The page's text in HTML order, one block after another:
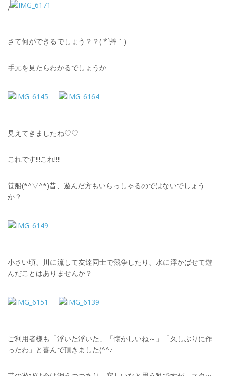
/
さて何ができるでしょう？？( *´艸｀)
手元を見たらわかるでしょうか
見えてきましたね♡♡
これです!!!これ!!!!
笹船(*^▽^*)昔、遊んだ方もいらっしゃるのではないでしょう
か？
小さい頃、川に流して友達同士で競争したり、水に浮かばせて遊
んだことはありませんか？
ご利用者様も「浮いた浮いた」「懐かしいね～」「久しぶりに作
ったわ」と喜んで頂きました(^^♪